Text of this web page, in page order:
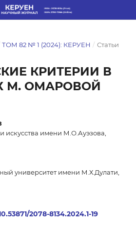
ТОМ 82 № 1 (2024): КЕРУЕН / Статьи
КРИТЕРИИ В
М. ОМАРОВОЙ
искусства имени М.О.Ауэзова,
университет имени М.Х.Дулати,
2078-8134.2024.1-19